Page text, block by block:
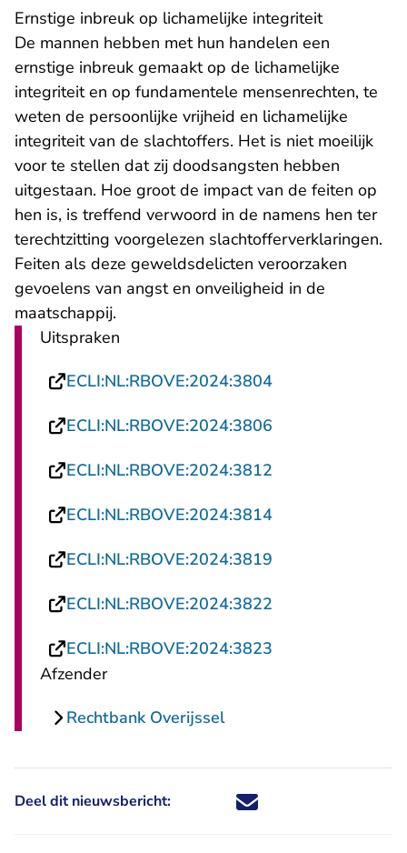
Ernstige inbreuk op lichamelijke integriteit
De mannen hebben met hun handelen een
ernstige inbreuk gemaakt op de lichamelijke
integriteit en op fundamentele mensenrechten, te
weten de persoonlijke vrijheid en lichamelijke
integriteit van de slachtoffers. Het is niet moeilijk
voor te stellen dat zij doodsangsten hebben
uitgestaan. Hoe groot de impact van de feiten op
hen is, is treffend verwoord in de namens hen ter
terechtzitting voorgelezen slachtofferverklaringen.
Feiten als deze geweldsdelicten veroorzaken
gevoelens van angst en onveiligheid in de
maatschappij.
Uitspraken
ECLI:NL:RBOVE:2024:3804- U verlaat
ECLI:NL:RBOVE:2024:3806
ECLI:NL:RBOVE:2024:3812
ECLI:NL:RBOVE:2024:3814- U verlaat
ECLI:NL:RBOVE:2024:3819
ECLI:NL:RBOVE:2024:3822
ECLI:NL:RBOVE:2024:3823
Afzender
Rechtbank Overijssel
Deel dit nieuwsbericht: Deel dit nieuwsbericht via X -
Deel dit nieuwsbericht via
Deel dit nieuwsbericht
Deel dit